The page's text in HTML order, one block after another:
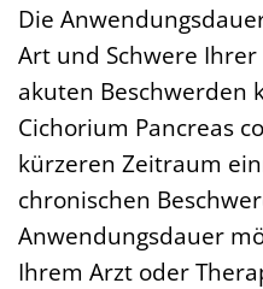
Die
Art und Schwere
akuten Beschwerden
Cichorium Pancreas
kürzeren Zeitraum
chronischen
Anwendungsdauer
Ihrem Arzt oder